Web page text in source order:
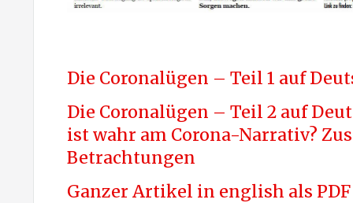
Die Coronalügen – Teil 1 auf
Die Coronalügen – Teil 2 auf
ist wahr am Corona-Narrativ?
Betrachtungen
Ganzer Artikel in english als PDF